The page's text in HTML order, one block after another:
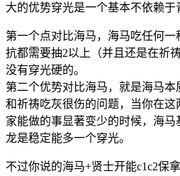
大的优势穿光是一个基本不依赖于
第一个点对比海马，海马吃任何一
抗都需要抽2以上（并且还是在祈
没有穿光硬的。
第二个优势对比海马，就是海马
和祈祷吃灰很伤的问题，当你在
家能做的事显著变少的时候，海
龙是稳定能多一个穿光。
不过你说的海马+贤士开能c1c2保